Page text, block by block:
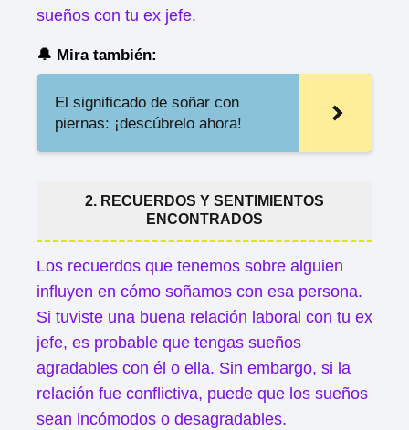
sueños con tu ex jefe.
🔔 Mira también:
El significado de soñar con
piernas: ¡descúbrelo ahora!
2. RECUERDOS Y SENTIMIENTOS
ENCONTRADOS
Los recuerdos que tenemos sobre alguien
influyen en cómo soñamos con esa persona.
Si tuviste una buena relación laboral con tu ex
jefe, es probable que tengas sueños
agradables con él o ella. Sin embargo, si la
relación fue conflictiva, puede que los sueños
sean incómodos o desagradables.